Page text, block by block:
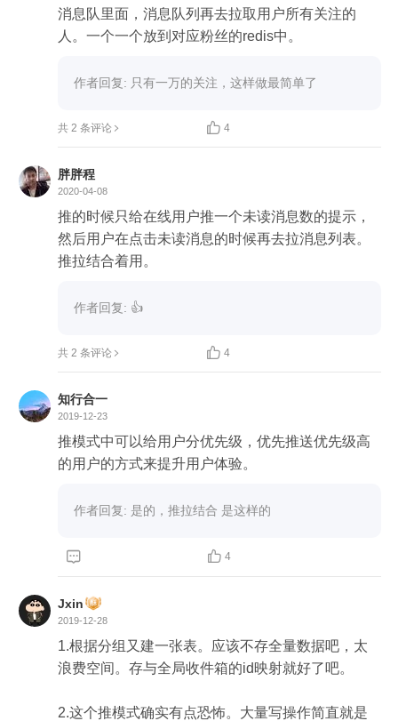
消息队里面，消息队列再去拉取用户所有关注的
人。一个一个放到对应粉丝的redis中。
作者回复: 只有一万的关注，这样做最简单了
共 2 条评论  4
胖胖程
2020-04-08
推的时候只给在线用户推一个未读消息数的提示，
然后用户在点击未读消息的时候再去拉消息列表。
推拉结合着用。
作者回复: 👍
共 2 条评论  4
知行合一
2019-12-23
推模式中可以给用户分优先级，优先推送优先级高
的用户的方式来提升用户体验。
作者回复: 是的，推拉结合 是这样的
  4
Jxin
2019-12-28
1.根据分组又建一张表。应该不存全量数据吧，太
浪费空间。存与全局收件箱的id映射就好了吧。
2.这个推模式确实有点恐怖。大量写操作简直就是